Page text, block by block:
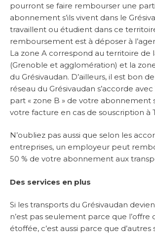
pourront se faire rembourser une
abonnement s’ils vivent dans le
travaillent ou étudient dans ce
remboursement est à déposer à
La zone A correspond au territoire de
(Grenoble et agglomération) et la
du Grésivaudan. D’ailleurs, il est bon
réseau du Grésivaudan s’accorde avec
part « zone B » de votre abonnement
votre facture en cas de souscription à
N’oubliez pas aussi que selon les
entreprises, un employeur peut
50 % de votre abonnement aux
Des services en plus
Si les transports du Grésivaudan
n’est pas seulement parce que l’offre
étoffée, c’est aussi parce que d’autres